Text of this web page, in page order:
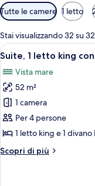
Filtri
disponibili
per
le
camere
Tutte le camere 1 letto
Stai visualizzando 32 su
Apri
tutte
le
foto
per
Suite,
1
king
7
Suite, 1 letto king
Vista mare
52 m²
1 camera
Per 4 persone
1 letto king e 1
Scopri di più
Altri